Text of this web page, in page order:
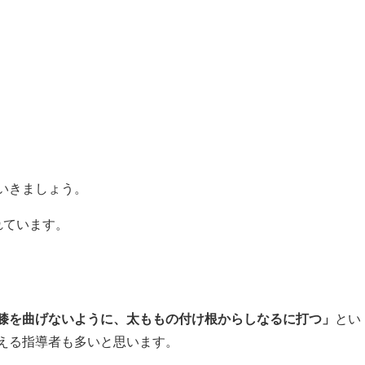
きましょう。
います。
を曲げないように、太ももの付け根からしなるに打つ」
とい
指導者も多いと思います。